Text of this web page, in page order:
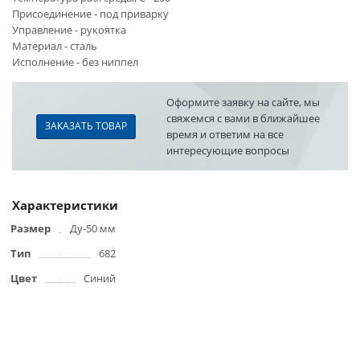
Присоединение - под приварку
Управление - рукоятка
Материал - сталь
Исполнение - без ниппел
ЗАКАЗАТЬ ТОВАР
Оформите заявку на сайте, мы
свяжемся с вами в ближайшее
время и ответим на все
интересующие вопросы
Характеристики
Размер
Ду-50 мм
Тип
682
Цвет
Синий